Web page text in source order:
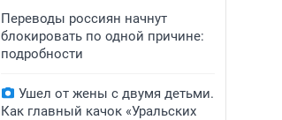
Переводы россиян начнут
блокировать по одной причине:
подробности
Ушел от жены с двумя детьми.
Как главный качок «Уральских